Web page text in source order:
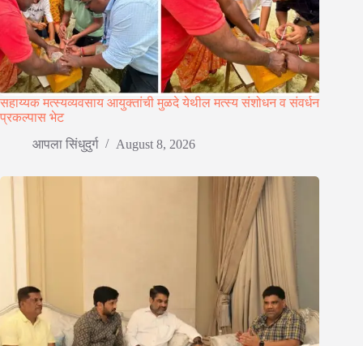
सहाय्यक मत्स्यव्यवसाय आयुक्तांची मुळदे येथील मत्स्य संशोधन व संवर्धन
प्रकल्पास भेट
आपला सिंधुदुर्ग
August 8, 2026